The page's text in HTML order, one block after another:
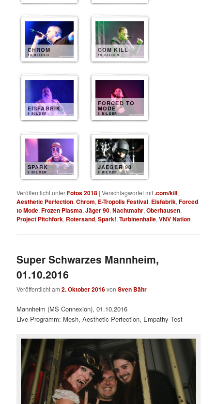
CHROM
10 BILDER
COM KILL
10 BILDER
EISFABRIK
9 BILDER
FORCED TO
MODE
6 BILDER
SPARK
6 BILDER
JAEGER 90
6 BILDER
Veröffentlicht unterFotos 2018 |Verschlagwortet mit.com/kill,
Aesthetic Perfection,Chrom, E-Tropolis Festival, Eisfabrik,Forced
to Mode,Frozen Plasma,Jäger 90,Nachtmahr,Oberhausen,
Project Pitchfork, Rotersand,Spark!,Turbinenhalle,VNV Nation
Super Schwarzes Mannheim,
01.10.2016
Veröffentlicht am2. Oktober 2016vonSven Bähr
Mannheim (MS Connexion), 01.10.2016
Live-Programm: Mesh, Aesthetic Perfection, Empathy Test